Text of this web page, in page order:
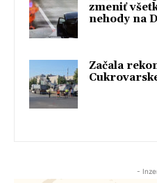
zmeniť
nehody na
Začala
-